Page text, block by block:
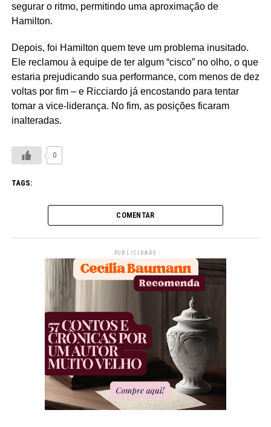
segurar o ritmo, permitindo uma aproximação de
Hamilton.
Depois, foi Hamilton quem teve um problema inusitado.
Ele reclamou à equipe de ter algum “cisco” no olho, o que
estaria prejudicando sua performance, com menos de dez
voltas por fim – e Ricciardo já encostando para tentar
tomar a vice-liderança. No fim, as posições ficaram
inalteradas.
0
TAGS:
COMENTAR
PUBLICIDADE